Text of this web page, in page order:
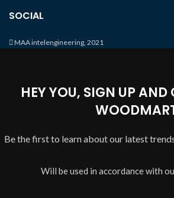
SOCIAL
MAA intelengineering, 2021
HEY YOU, SIGN UP
Be the first to learn about our latest
Will be used in accordance with